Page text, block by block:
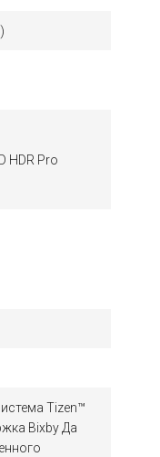
HDR Pro
Tizen™
Bixby Да